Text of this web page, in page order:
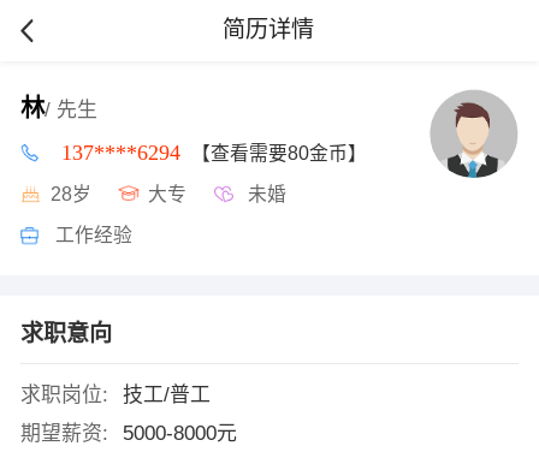
简历详情
林/ 先生
137****6294 【查看需要80金币】
28岁 大专 未婚
工作经验
求职意向
求职岗位:
技工/普工
期望薪资:
5000-8000元